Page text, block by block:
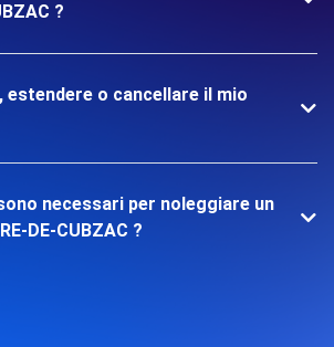
?
estendere o cancellare il mio
necessari per noleggiare un
DE-CUBZAC ?